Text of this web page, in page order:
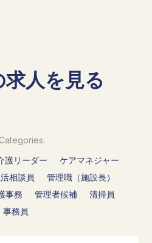
人を見る
護リーダー
ケアマネジャー
相談員
管理職（施設長）
事務 管理者候補
清掃員
事務員